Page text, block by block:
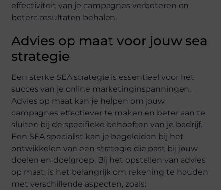
effectiviteit van je campagnes verbeteren en
betere resultaten behalen.
Advies op maat voor jouw sea
strategie
Een sterke SEA strategie is essentieel voor het
succes van je online marketinginspanningen.
Advies op maat kan je helpen om jouw
campagnes effectiever te maken en beter aan te
sluiten bij de specifieke behoeften van je bedrijf.
Een SEA specialist kan je begeleiden bij het
ontwikkelen van een strategie die past bij jouw
doelen en doelgroep. Bij het opstellen van advies
op maat, is het belangrijk om rekening te houden
met verschillende aspecten, zoals: